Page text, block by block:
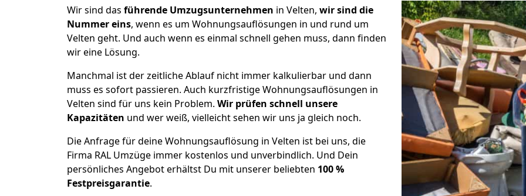
Wir sind das führende Umzugsunternehmen in Velten, wir sind die
Nummer eins, wenn es um Wohnungsauflösungen in und rund um
Velten geht. Und auch wenn es einmal schnell gehen muss, dann finden
wir eine Lösung.
Manchmal ist der zeitliche Ablauf nicht immer kalkulierbar und dann
muss es sofort passieren. Auch kurzfristige Wohnungsauflösungen in
Velten sind für uns kein Problem. Wir prüfen schnell unsere
Kapazitäten und wer weiß, vielleicht sehen wir uns ja gleich noch.
Die Anfrage für deine Wohnungsauflösung in Velten ist bei uns, die
Firma RAL Umzüge immer kostenlos und unverbindlich. Und Dein
persönliches Angebot erhältst Du mit unserer beliebten 100 %
Festpreisgarantie.